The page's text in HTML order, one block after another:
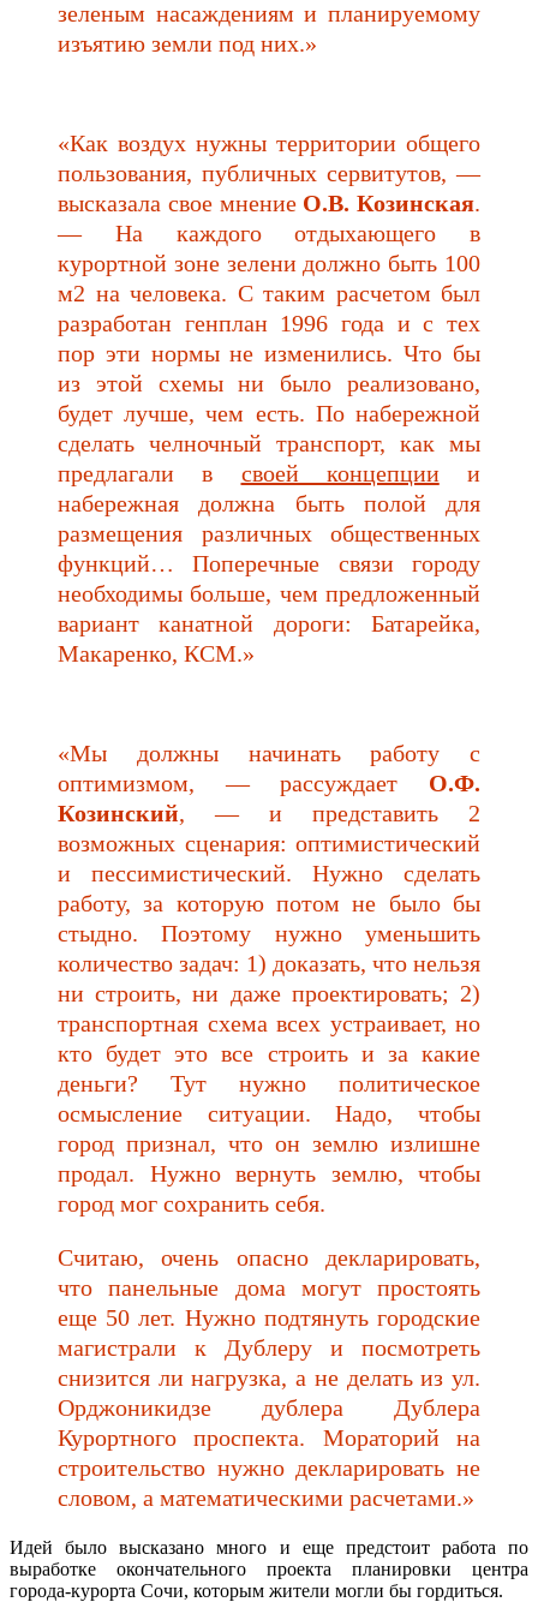
зеленым насаждениям и планируемому
изъятию земли под них.»
«Как воздух нужны территории общего
пользования, публичных сервитутов, —
высказала свое мнение О.В. Козинская.
— На каждого отдыхающего в
курортной зоне зелени должно быть 100
м2 на человека. С таким расчетом был
разработан генплан 1996 года и с тех
пор эти нормы не изменились. Что бы
из этой схемы ни было реализовано,
будет лучше, чем есть. По набережной
сделать челночный транспорт, как мы
предлагали в своей концепциии
набережная должна быть полой для
размещения различных общественных
функций… Поперечные связи городу
необходимы больше, чем предложенный
вариант канатной дороги: Батарейка,
Макаренко, КСМ.»
«Мы должны начинать работу с
оптимизмом, — рассуждает О.Ф.
Козинский, — и представить 2
возможных сценария: оптимистический
и пессимистический. Нужно сделать
работу, за которую потом не было бы
стыдно. Поэтому нужно уменьшить
количество задач: 1) доказать, что нельзя
ни строить, ни даже проектировать; 2)
транспортная схема всех устраивает, но
кто будет это все строить и за какие
деньги? Тут нужно политическое
осмысление ситуации. Надо, чтобы
город признал, что он землю излишне
продал. Нужно вернуть землю, чтобы
город мог сохранить себя.
Считаю, очень опасно декларировать,
что панельные дома могут простоять
еще 50 лет. Нужно подтянуть городские
магистрали к Дублеру и посмотреть
снизится ли нагрузка, а не делать из ул.
Орджоникидзе дублера Дублера
Курортного проспекта. Мораторий на
строительство нужно декларировать не
словом, а математическими расчетами.»
Идей было высказано много и еще предстоит работа по
выработке окончательного проекта планировки центра
города-курорта Сочи, которым жители могли бы гордиться.